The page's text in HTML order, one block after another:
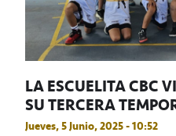
LA ESCUELITA CBC
SU TERCERA
Jueves, 5 Junio, 2025 - 10:52